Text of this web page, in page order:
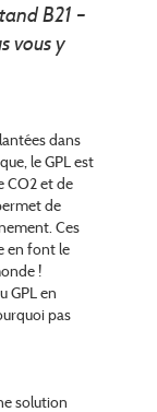
B21 –
vous y
dans
le GPL est
CO2 et de
de
Ces
en font le
!
GPL en
pas
solution